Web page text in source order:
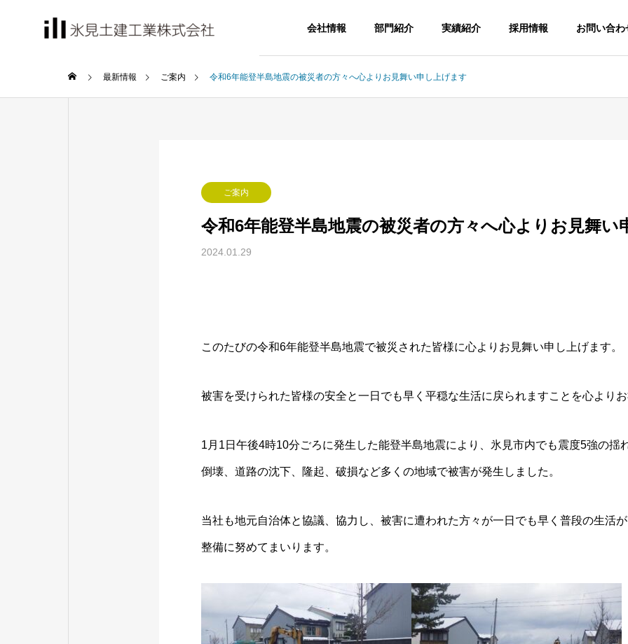
会社情報 部門紹介 実績紹介 採用情報 お問い合わ
MANAGEMENT SYSTEM
マネジメントシステム
最新情報 ご案内 令和6年能登半島地震の被災者の方々へ心よりお見舞い申し上げます
ご案内
令和6年能登半島地震の被災者の方々へ心よりお見舞い
2024.01.29
このたびの令和6年能登半島地震で被災された皆様に心よりお見舞い申し上げます。
被害を受けられた皆様の安全と一日でも早く平穏な生活に戻られますことを心より
1月1日午後4時10分ごろに発生した能登半島地震により、氷見市内でも震度5強の揺
倒壊、道路の沈下、隆起、破損など多くの地域で被害が発生しました。
当社も地元自治体と協議、協力し、被害に遭われた方々が一日でも早く普段の生活
整備に努めてまいります。